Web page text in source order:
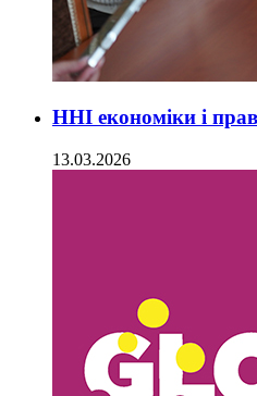
ННІ економіки і
13.03.2026